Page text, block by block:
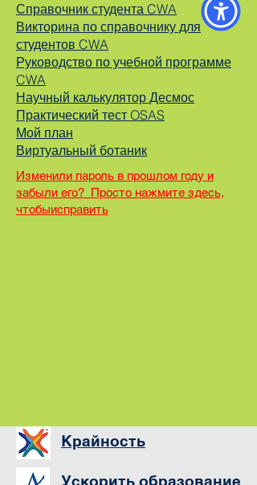
Справочник студента CWA
Викторина по справочнику для
студентов CWA
Руководство по учебной программе
CWA
Научный калькулятор Десмос
Практический тест OSAS
Мой план
Виртуальный ботаник
Изменили пароль в прошлом году и
забыли его? Просто нажмите здесь,
чтобыисправить
Крайность
Ускорить образование